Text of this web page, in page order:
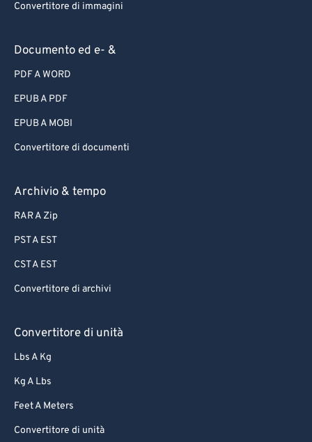
Convertitore di immagini
Documento ed e- &
PDF A WORD
EPUB A PDF
EPUB A MOBI
Convertitore di documenti
Archivio & tempo
RAR A Zip
PST A EST
CST A EST
Convertitore di archivi
Convertitore di unità
Lbs A Kg
Kg A Lbs
Feet A Meters
Convertitore di unità